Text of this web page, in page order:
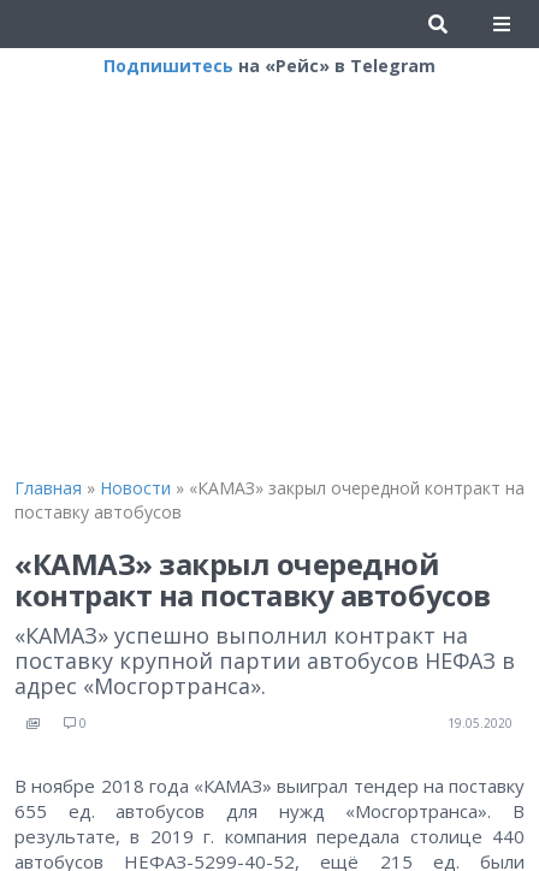
Подпишитесь на «Рейс» в Telegram
Главная » Новости » «КАМАЗ» закрыл очередной контракт на
поставку автобусов
«КАМАЗ» закрыл очередной
контракт на поставку автобусов
«КАМАЗ» успешно выполнил контракт на
поставку крупной партии автобусов НЕФАЗ в
адрес «Мосгортранса».
0 19.05.2020
В ноябре 2018 года «КАМАЗ» выиграл тендер на поставку
655 ед. автобусов для нужд «Мосгортранса». В
результате, в 2019 г. компания передала столице 440
автобусов НЕФАЗ-5299-40-52, ещё 215 ед. были